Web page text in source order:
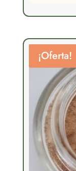
¡Oferta!